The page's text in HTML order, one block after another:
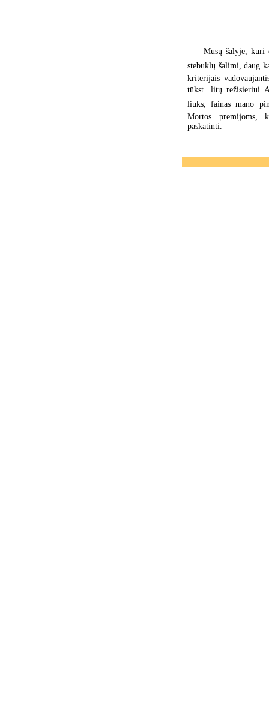
Mūsų šalyje, kuri
stebuklų šalimi,
kriterijais
tūkst. litų režisieriui
liuks, fainas mano
Mortos premijoms,
paskatinti